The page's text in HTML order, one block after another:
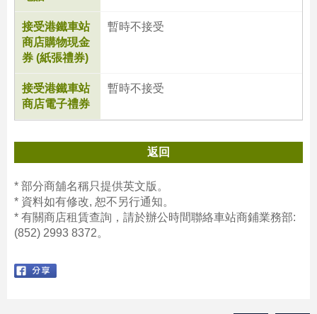
接受港鐵車站
商店購物現金
券 (紙張禮券)
暫時不接受
接受港鐵車站
商店電子禮券
暫時不接受
返回
* 部分商舖名稱只提供英文版。
* 資料如有修改, 恕不另行通知。
* 有關商店租賃查詢，請於辦公時間聯絡車站商鋪業務部:
(852) 2993 8372。